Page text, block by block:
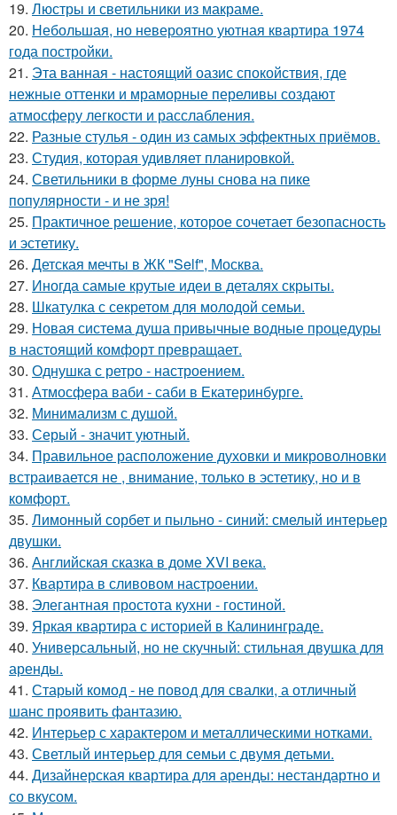
19. Люстры и светильники из макраме.
20. Небольшая, но невероятно уютная квартира 1974
года постройки.
21. Эта ванная - настоящий оазис спокойствия, где
нежные оттенки и мраморные переливы создают
атмосферу легкости и расслабления.
22. Разные стулья - один из самых эффектных приёмов.
23. Студия, которая удивляет планировкой.
24. Светильники в форме луны снова на пике
популярности - и не зря!
25. Практичное решение, которое сочетает безопасность
и эстетику.
26. Детская мечты в ЖК "Self", Москва.
27. Иногда самые крутые идеи в деталях скрыты.
28. Шкатулка с секретом для молодой семьи.
29. Новая система душа привычные водные процедуры
в настоящий комфорт превращает.
30. Однушка с ретро - настроением.
31. Атмосфера ваби - саби в Екатеринбурге.
32. Минимализм с душой.
33. Серый - значит уютный.
34. Правильное расположение духовки и микроволновки
встраивается не , внимание, только в эстетику, но и в
комфорт.
35. Лимонный сорбет и пыльно - синий: смелый интерьер
двушки.
36. Английская сказка в доме XVI века.
37. Квартира в сливовом настроении.
38. Элегантная простота кухни - гостиной.
39. Яркая квартира с историей в Калининграде.
40. Универсальный, но не скучный: стильная двушка для
аренды.
41. Старый комод - не повод для свалки, а отличный
шанс проявить фантазию.
42. Интерьер с характером и металлическими нотками.
43. Светлый интерьер для семьи с двумя детьми.
44. Дизайнерская квартира для аренды: нестандартно и
со вкусом.